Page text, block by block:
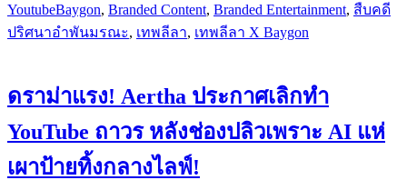
YoutubeBaygon, Branded Content, Branded Entertainment, สืบคดี
ปริศนาอำพันมรณะ, เทพลีลา, เทพลีลา X Baygon
ดราม่าแรง! Aertha ประกาศเลิกทำ
YouTube ถาวร หลังช่องปลิวเพราะ AI แห่
เผาป้ายทิ้งกลางไลฟ์!